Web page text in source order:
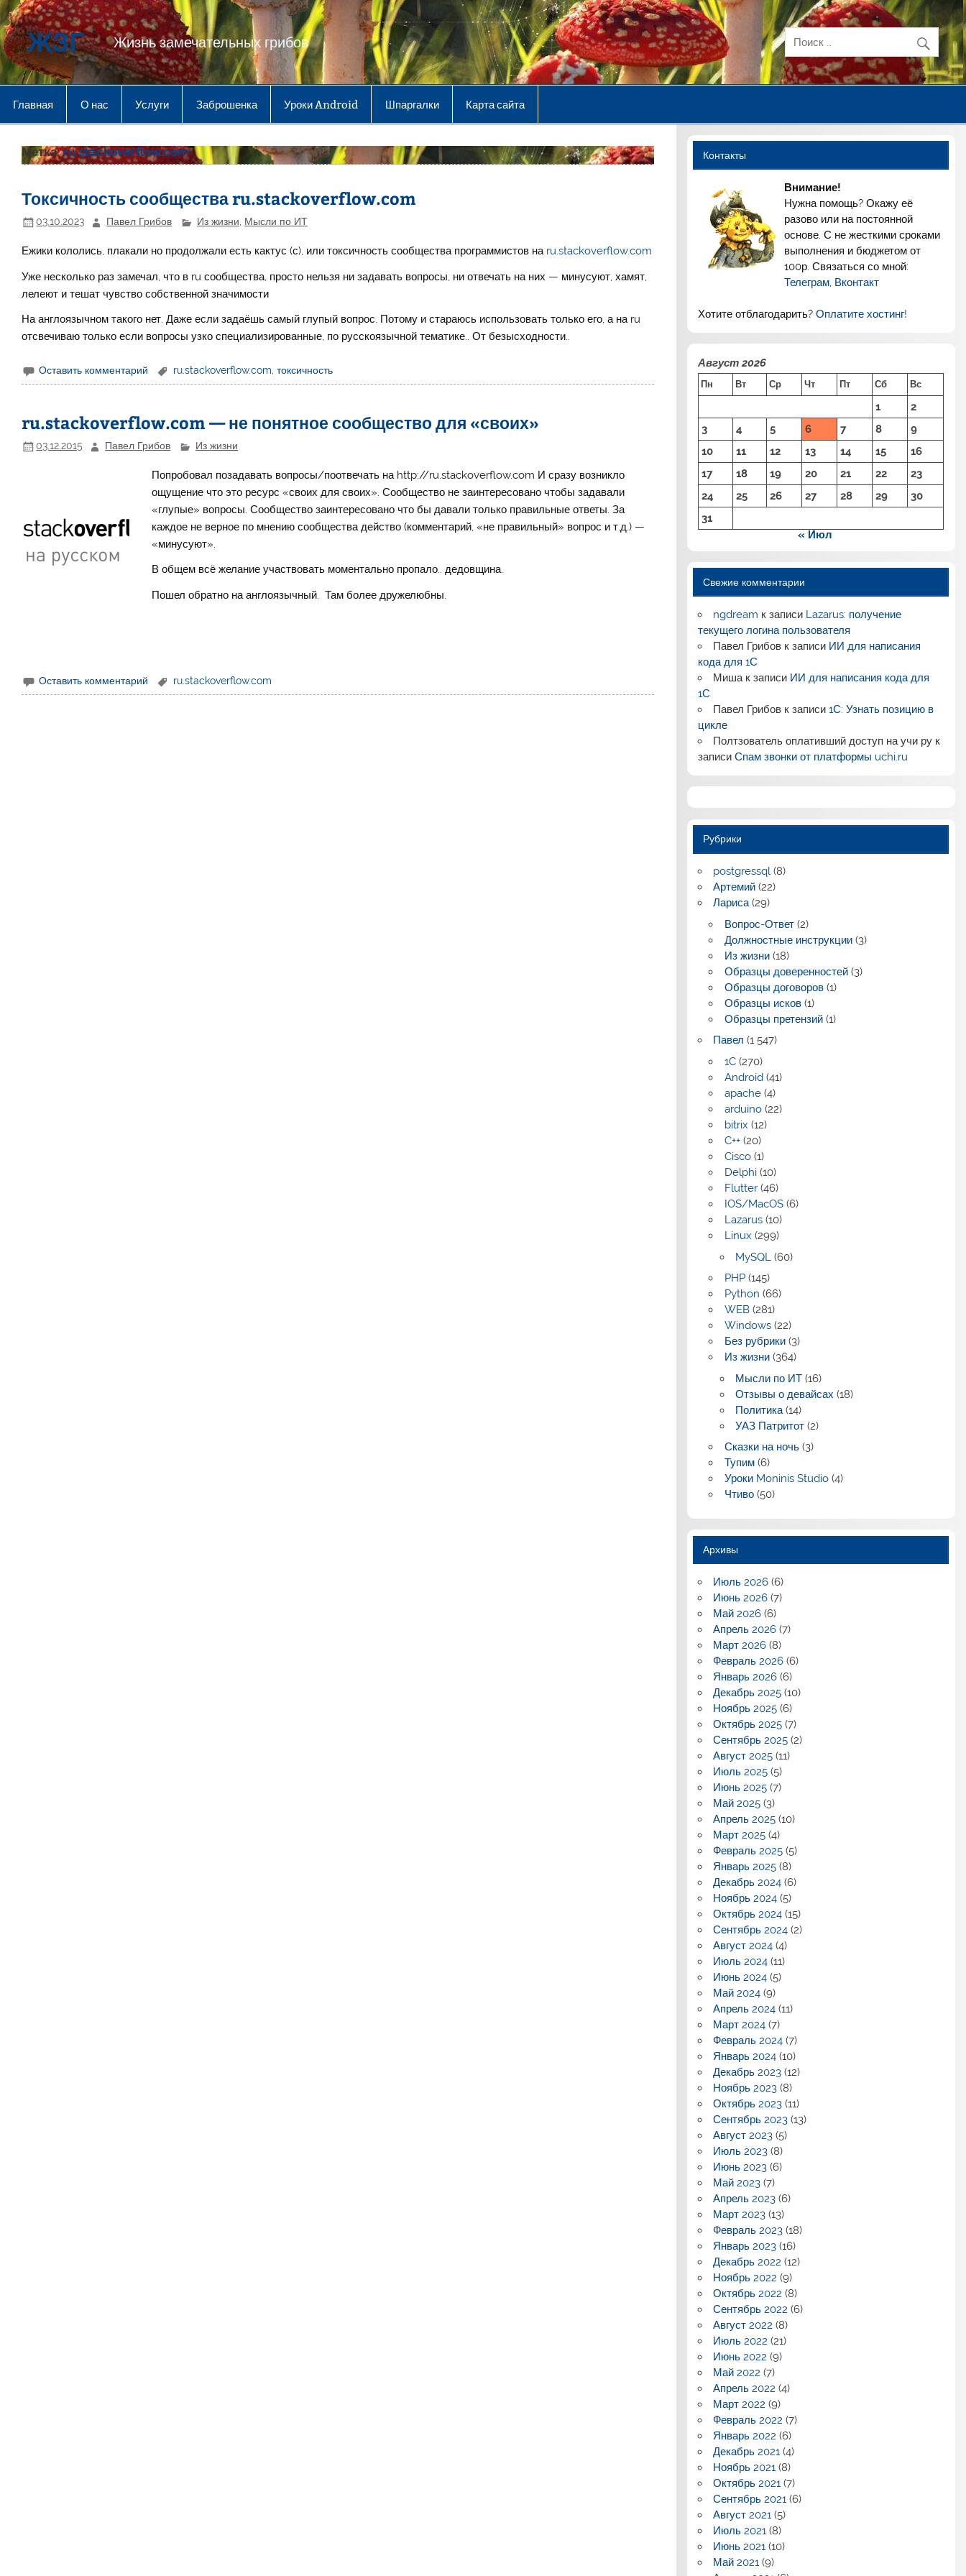
Перейти
к
содержимому
ЖЗГ Жизнь замечательных грибов
Главная О нас Услуги Заброшенка Уроки Android Шпаргалки Карта сайта
Метка:ru.stackoverflow.com
Токсичность сообщества ru.stackoverflow.com
03.10.2023 Павел Грибов Из жизни, Мысли по ИТ
Ежики кололись, плакали но продолжали есть кактус (с), или токсичность сообщества программистов на ru.stackoverflow.com
Уже несколько раз замечал, что в ru сообщества, просто нельзя ни задавать вопросы, ни отвечать на них — минусуют, хамят,
лелеют и тешат чувство собственной значимости
На англоязычном такого нет. Даже если задаёшь самый глупый вопрос. Потому и стараюсь использовать только его, а на ru
отсвечиваю только если вопросы узко специализированные, по русскоязычной тематике.. От безысходности..
Оставить комментарий ru.stackoverflow.com ,токсичность
ru.stackoverflow.com — не понятное сообщество для «своих»
03.12.2015 Павел Грибов Из жизни
Попробовал позадавать вопросы/поотвечать на http://ru.stackoverflow.com И сразу возникло
ощущение что это ресурс «своих для своих». Сообщество не заинтересовано чтобы задавали
«глупые» вопросы. Сообщество заинтересовано что бы давали только правильные ответы. За
каждое не верное по мнению сообщества действо (комментарий, «не правильный» вопрос и т.д.) —
«минусуют».
В общем всё желание участвовать моментально пропало.. дедовщина.
Пошел обратно на англоязычный. Там более дружелюбны.
Оставить комментарий ru.stackoverflow.com
Контакты
Внимание!
Нужна помощь? Окажу её
разово или на постоянной
основе. С не жесткими сроками
выполнения и бюджетом от
100р. Связаться со мной:
Телеграм Вконтакт
Хотите отблагодарить?Оплатите хостинг!
Август 2026
Пн Вт Ср Чт Пт Сб Вс
1
2
3
4 5 6 7 8
9
10
11 12 13 14 15
16
17
18 19 20 21 22
23
24
25 26 27 28 29
30
31
« Июл
Свежие комментарии
ngdream к записи Lazarus: получение
текущего логина пользователя
Павел Грибов к записи ИИ для написания
кода для 1С
Мишак записи ИИ для написания кода для
1С
Павел Грибов к записи1С: Узнать позицию в
цикле
Полтзователь оплативший доступ на учи ру к
записиСпам звонки от платформы uchi.ru
Рубрики
postgressql (8)
Артемий (22)
Лариса(29)
Вопрос-Ответ(2)
Должностные инструкции(3)
Из жизни(18)
Образцы доверенностей(3)
Образцы договоров(1)
Образцы исков(1)
Образцы претензий(1)
Павел (1 547)
1C(270)
Android(41)
apache(4)
arduino(22)
bitrix (12)
C++(20)
Cisco(1)
Delphi(10)
Flutter(46)
IOS/MacOS(6)
Lazarus(10)
Linux (299)
MySQL(60)
PHP(145)
Python (66)
WEB(281)
Windows(22)
Без рубрики(3)
Из жизни(364)
Мысли по ИТ(16)
Отзывы о девайсах (18)
Политика(14)
УАЗ Патритот(2)
Сказки на ночь(3)
Тупим(6)
Уроки Moninis Studio(4)
Чтиво(50)
Архивы
Июль 2026 (6)
Июнь 2026 (7)
Май 2026 (6)
Апрель 2026 (7)
Март 2026 (8)
Февраль 2026 (6)
Январь 2026 (6)
Декабрь 2025 (10)
Ноябрь 2025 (6)
Октябрь 2025 (7)
Сентябрь 2025 (2)
Август 2025 (11)
Июль 2025 (5)
Июнь 2025 (7)
Май 2025 (3)
Апрель 2025 (10)
Март 2025 (4)
Февраль 2025 (5)
Январь 2025 (8)
Декабрь 2024 (6)
Ноябрь 2024 (5)
Октябрь 2024 (15)
Сентябрь 2024 (2)
Август 2024 (4)
Июль 2024 (11)
Июнь 2024 (5)
Май 2024 (9)
Апрель 2024 (11)
Март 2024 (7)
Февраль 2024 (7)
Январь 2024 (10)
Декабрь 2023 (12)
Ноябрь 2023 (8)
Октябрь 2023 (11)
Сентябрь 2023 (13)
Август 2023 (5)
Июль 2023 (8)
Июнь 2023 (6)
Май 2023 (7)
Апрель 2023 (6)
Март 2023 (13)
Февраль 2023 (18)
Январь 2023 (16)
Декабрь 2022 (12)
Ноябрь 2022 (9)
Октябрь 2022 (8)
Сентябрь 2022 (6)
Август 2022 (8)
Июль 2022 (21)
Июнь 2022 (9)
Май 2022 (7)
Апрель 2022 (4)
Март 2022 (9)
Февраль 2022 (7)
Январь 2022 (6)
Декабрь 2021 (4)
Ноябрь 2021 (8)
Октябрь 2021 (7)
Сентябрь 2021 (6)
Август 2021 (5)
Июль 2021 (8)
Июнь 2021 (10)
Май 2021 (9)